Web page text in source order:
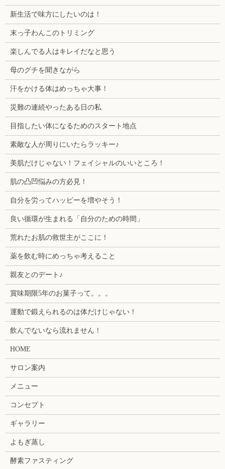
新生活で味方にしたいのは！
末っ子わんこのトリミング
楽しんでる人はキレイだなと思う
母のグチを聞きながら
汗をかける体はめっちゃ大事！
災難の連続やったある日の私
目指したい体になるためのスタート地点
素敵な人が周りにいたらラッキー♪
美肌だけじゃない！フェイシャルのいいところ！
肌の凸凹悩みの方必見！
自分を労ってハッピーを増やそう！
良い循環が生まれる「自分のための時間」
荒れたお肌の救世主がここに！
薬を飲む時にめっちゃ考えること
親友とのデート♪
賞味期限5年のお菓子って。。。
運動で鍛えられるのは体だけじゃない！
飲んでないなら流れません！
HOME
サロン案内
メニュー
コンセプト
ギャラリー
よもぎ蒸し
酵素ファスティング